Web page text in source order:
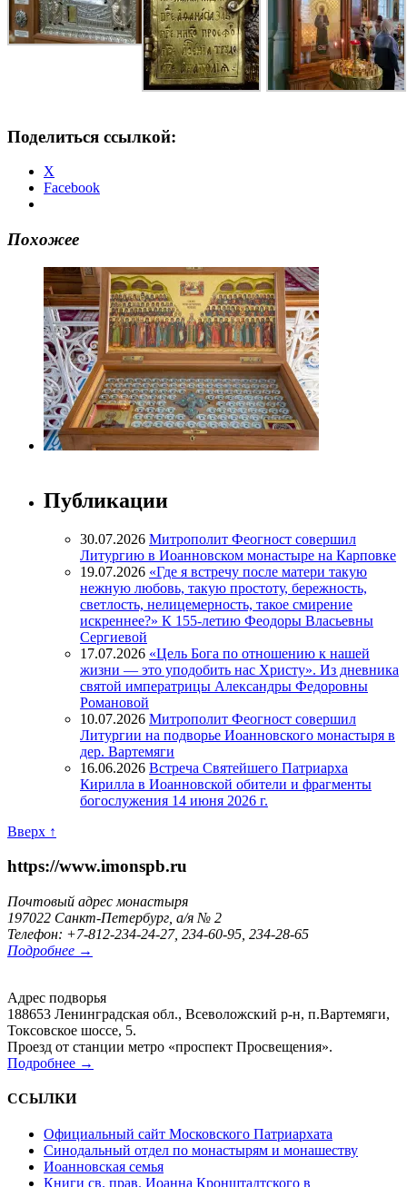
Поделиться ссылкой:
X
Facebook
Похожее
Публикации
30.07.2026 Митрополит Феогност совершил
Литургию в Иоанновском монастыре на Карповке
19.07.2026 «Где я встречу после матери такую
нежную любовь, такую простоту, бережность,
светлость, нелицемерность, такое смирение
искреннее?» К 155-летию Феодоры Власьевны
Сергиевой
17.07.2026 «Цель Бога по отношению к нашей
жизни — это уподобить нас Христу». Из дневника
святой императрицы Александры Федоровны
Романовой
10.07.2026 Митрополит Феогност совершил
Литургии на подворье Иоанновского монастыря в
дер. Вартемяги
16.06.2026 Встреча Святейшего Патриарха
Кирилла в Иоанновской обители и фрагменты
богослужения 14 июня 2026 г.
Вверх ↑
https://www.imonspb.ru
Почтовый адрес монастыря
197022 Санкт-Петербург, а/я № 2
Телефон: +7-812-234-24-27, 234-60-95, 234-28-65
Подробнее →
Адрес подворья
188653 Ленинградская обл., Всеволожский р-н, п.Вартемяги,
Токсовское шоссе, 5.
Проезд от станции метро «проспект Просвещения».
Подробнее →
ССЫЛКИ
Официальный сайт Московского Патриархата
Синодальный отдел по монастырям и монашеству
Иоанновская семья
Книги св. прав. Иоанна Кронштадтского в